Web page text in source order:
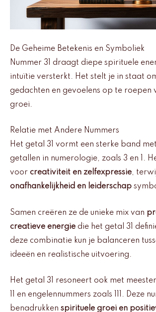
De Geheime Betekenis en Symboliek
Nummer 31 draagt diepe spirituele
intuïtie versterkt. Het stelt je in staat
gedachten en gevoelens op te roepen
groei.
Relatie met Andere Nummers
Het getal 31 vormt een sterke band
getallen in numerologie, zoals 3 en 1.
voor creativiteit en zelfexpressie,
onafhankelijkheid en leiderschap
Samen creëren ze de unieke mix van
creatieve energie die het getal 31
deze combinatie kun je balanceren
ideeën en realistische uitvoering.
Het getal 31 resoneert ook met
11 en engelennummers zoals 111. Deze
benadrukken spirituele groei en